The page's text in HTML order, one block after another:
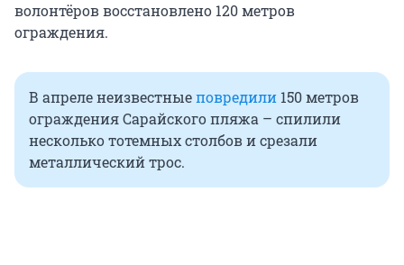
волонтёров восстановлено 120 метров
ограждения.
В апреле неизвестныеповредили 150 метров
ограждения Сарайского пляжа – спилили
несколько тотемных столбов и срезали
металлический трос.